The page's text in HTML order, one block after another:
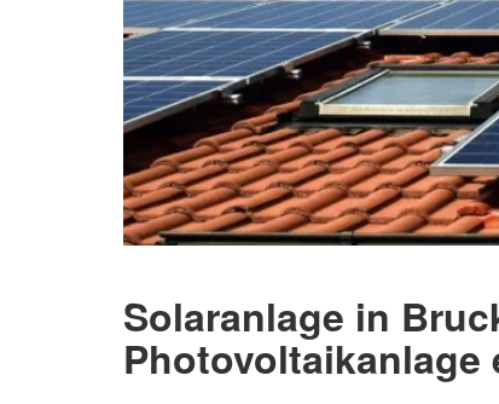
Solaranlage in
Photovoltaikanlage